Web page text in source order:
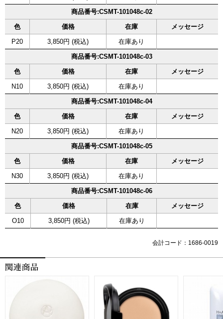
商品番号:CSMT-101048c-02
色
価格 在庫
メッセージ
P20
3,850円 (税込)
在庫あり
商品番号:CSMT-101048c-03
色
価格 在庫
メッセージ
N10
3,850円 (税込)
在庫あり
商品番号:CSMT-101048c-04
色
価格 在庫
メッセージ
N20
3,850円 (税込)
在庫あり
商品番号:CSMT-101048c-05
色
価格 在庫
メッセージ
N30
3,850円 (税込)
在庫あり
商品番号:CSMT-101048c-06
色
価格 在庫
メッセージ
O10
3,850円 (税込) 在庫あり
会計コード：1686-0019